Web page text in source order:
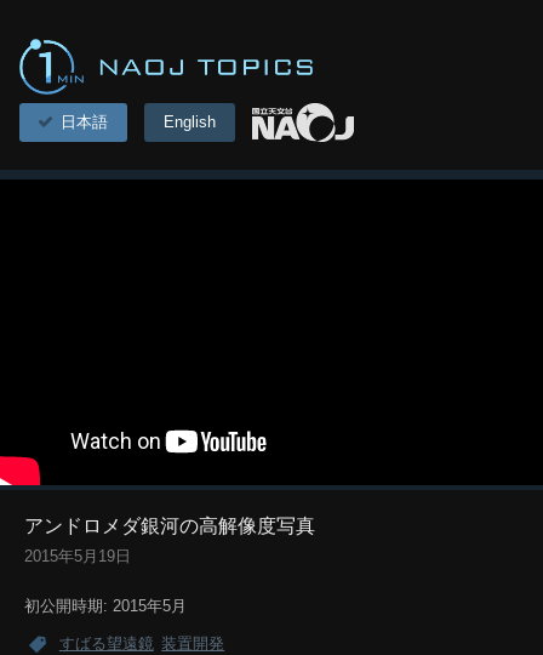
日本語 English
アンドロメダ銀河の高解像度写真
2015年5月19日
初公開時期: 2015年5月
すばる望遠鏡 装置開発